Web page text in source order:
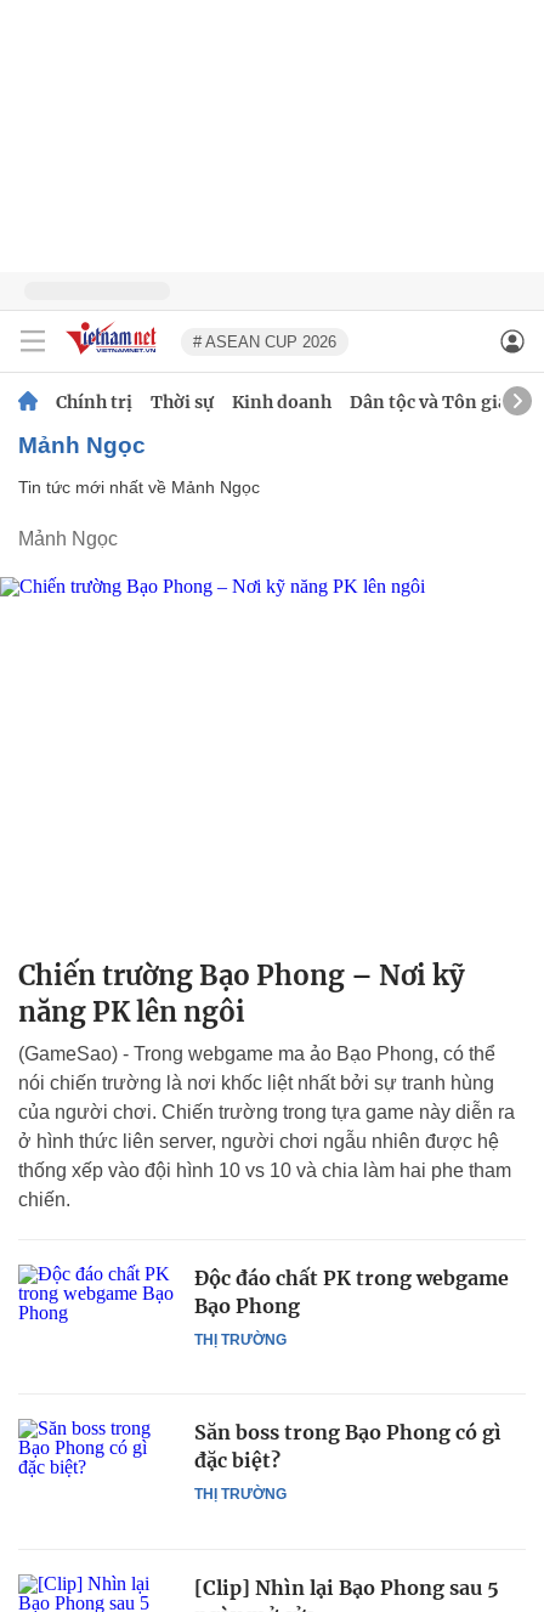
# ASEAN CUP 2026
Chính trị Thời sự Kinh doanh Dân tộc và Tôn giáo
Mảnh Ngọc
Tin tức mới nhất về Mảnh Ngọc
Mảnh Ngọc
Chiến trường Bạo Phong – Nơi kỹ
năng PK lên ngôi
(GameSao) - Trong webgame ma ảo Bạo Phong, có thể
nói chiến trường là nơi khốc liệt nhất bởi sự tranh hùng
của người chơi. Chiến trường trong tựa game này diễn ra
ở hình thức liên server, người chơi ngẫu nhiên được hệ
thống xếp vào đội hình 10 vs 10 và chia làm hai phe tham
chiến.
THỊ TRƯỜNG
Độc đáo chất PK trong webgame
Bạo Phong
THỊ TRƯỜNG
Săn boss trong Bạo Phong có gì
đặc biệt?
[Clip] Nhìn lại Bạo Phong sau 5